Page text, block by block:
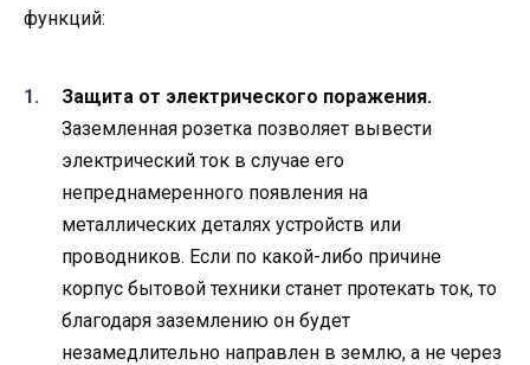
функций:
Защита от электрического поражения.
Заземленная розетка позволяет вывести
электрический ток в случае его
непреднамеренного появления на
металлических деталях устройств или
проводников. Если по какой-либо причине
корпус бытовой техники станет протекать ток, то
благодаря заземлению он будет
незамедлительно направлен в землю, а не через